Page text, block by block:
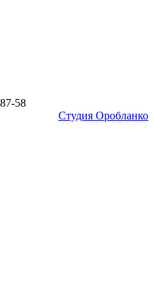
58
Студия Оробланко